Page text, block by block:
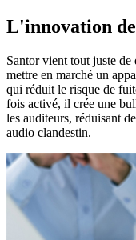
L'innovation
Santor vient tout juste de
mettre en marché un
qui réduit le risque de
fois activé, il crée une
les auditeurs, réduisant
audio clandestin.